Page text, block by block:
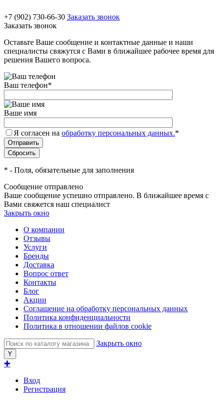
+7 (902) 730-66-30 Заказать звонок
Заказать звонок
Оставьте Ваше сообщение и контактные данные и наши
специалисты свяжутся с Вами в ближайшее рабочее время для
решения Вашего вопроса.
Ваш телефон*
Ваше имя
Я согласен на обработку персональных данных.*
* - Поля, обязательные для заполнения
Сообщение отправлено
Ваше сообщение успешно отправлено. В ближайшее время с
Вами свяжется наш специалист
Закрыть окно
О компании
Отзывы
Услуги
Бренды
Доставка
Вопрос ответ
Контакты
Блог
Акции
Соглашение на обработку персональных данных
Политика конфиденциальности
Политика в отношении файлов cookie
Закрыть окно
✚
Вход
Регистрация